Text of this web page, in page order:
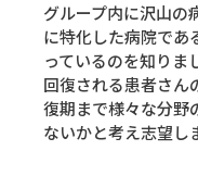
グループ内に沢山の
に特化した病院であ
っているのを知りま
回復される患者さん
復期まで様々な分野
ないかと考え志望し